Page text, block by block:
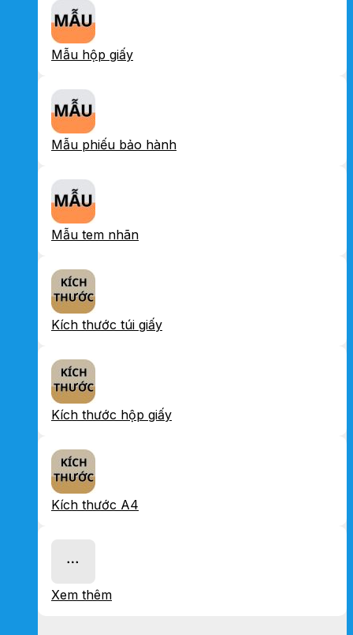
Mẫu hộp giấy
Mẫu phiếu bảo hành
Mẫu tem nhãn
Kích thước túi giấy
Kích thước hộp giấy
Kích thước A4
Xem thêm